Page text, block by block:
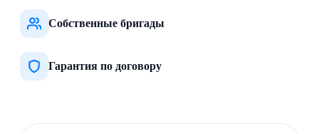
Собственные бригады
Гарантия по договору